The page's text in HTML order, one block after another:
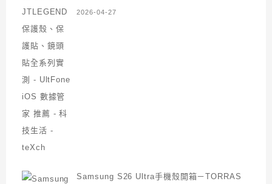
2026-04-27
Samsung S26 Ultra手機殼開箱－TORRAS